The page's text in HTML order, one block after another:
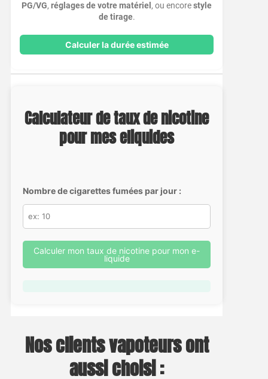
PG/VG,réglages de votre matériel , ou encorestyle
de tirage.
Calculer la durée estimée
Calculateur de taux de nicotine
pour mes eliquides
Nombre de cigarettes fumées par jour :
Calculer mon taux de nicotine pour mon e-
liquide
Nos clients vapoteurs ont
aussi choisi :